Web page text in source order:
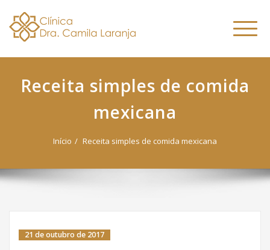
content
Laranja
Especialista em Fitoterapia
Receita simples de comida
mexicana
Início Receita simples de comida mexicana
21 de outubro de 2017